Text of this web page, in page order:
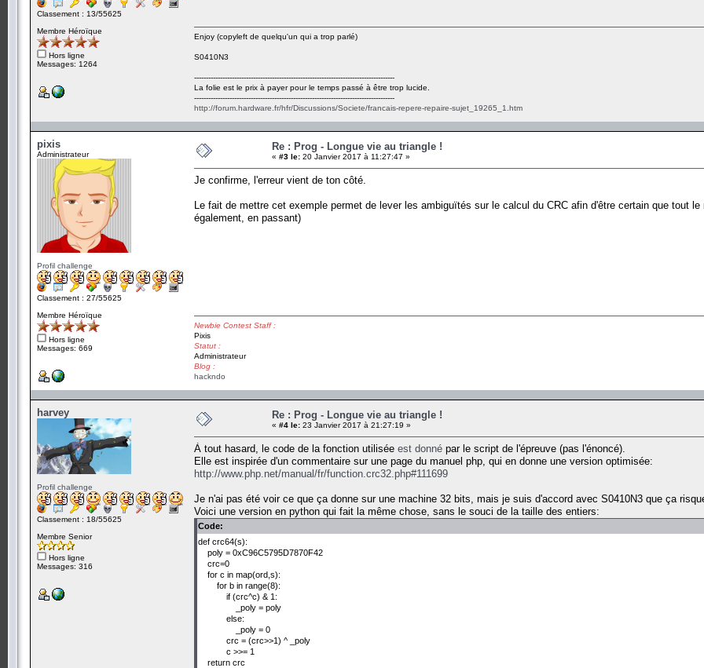
Classement : 13/55625
Membre Héroïque
Hors ligne
Messages: 1264
Enjoy (copyleft de quelqu'un qui a trop parlé)
S0410N3
-------------------------------------------------------------------------------------
La folie est le prix à payer pour le temps passé à être trop lucide.
-------------------------------------------------------------------------------------
http://forum.hardware.fr/hfr/Discussions/Societe/francais-repere-repaire-sujet_19265_1.htm
pixis
Administrateur
Profil challenge
Classement : 27/55625
Membre Héroïque
Hors ligne
Messages: 669
Re : Prog - Longue vie au triangle !
« #3 le: 20 Janvier 2017 à 11:27:47 »
Je confirme, l'erreur vient de ton côté.
Le fait de mettre cet exemple permet de lever les ambiguïtés sur le calcul du CRC afin d'être certain que tout
également, en passant)
Newbie Contest Staff :
Pixis
Statut :
Administrateur
Blog :
hackndo
harvey
Profil challenge
Classement : 18/55625
Membre Senior
Hors ligne
Messages: 316
Re : Prog - Longue vie au triangle !
« #4 le: 23 Janvier 2017 à 21:27:19 »
À tout hasard, le code de la fonction utilisée est donné par le script de l'épreuve (pas l'énoncé).
Elle est inspirée d'un commentaire sur une page du manuel php, qui en donne une version optimisée:
http://www.php.net/manual/fr/function.crc32.php#111699
Je n'ai pas été voir ce que ça donne sur une machine 32 bits, mais je suis d'accord avec S0410N3 que ça
Voici une version en python qui fait la même chose, sans le souci de la taille des entiers:
Code:
def crc64(s):
poly = 0xC96C5795D7870F42
crc=0
for c in map(ord,s):
for b in range(8):
if (crc^c) & 1:
_poly = poly
else:
_poly = 0
crc = (crc>>1) ^ _poly
c >>= 1
return crc